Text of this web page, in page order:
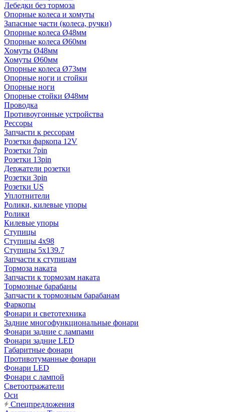
Лебедки без тормоза
Опорные колеса и хомуты
Запасные части (колеса, ручки)
Опорные колеса Ø48мм
Опорные колеса Ø60мм
Хомуты Ø48мм
Хомуты Ø60мм
Опорные колеса Ø73мм
Опорные ноги и стойки
Опорные ноги
Опорные стойки Ø48мм
Проводка
Противоугонные устройства
Рессоры
Запчасти к рессорам
Розетки фаркопа 12V
Розетки 7pin
Розетки 13pin
Держатели розетки
Розетки 3pin
Розетки US
Уплотнители
Ролики, килевые упоры
Ролики
Килевые упоры
Ступицы
Ступицы 4x98
Ступицы 5x139.7
Запчасти к ступицам
Тормоза наката
Запчасти к тормозам наката
Тормозные барабаны
Запчасти к тормозным барабанам
Фаркопы
Фонари и светотехника
Задние многофункциональные фонари
Фонари задние с лампами
Фонари задние LED
Габаритные фонари
Противотуманные фонари
Фонари LED
Фонари с лампой
Светоотражатели
Оси
Спецпредложения